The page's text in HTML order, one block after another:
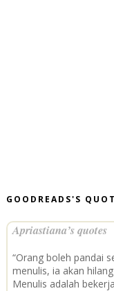
GOODREADS'S
Apriastiana’s quotes
“Orang boleh pandai
menulis, ia akan
Menulis adalah